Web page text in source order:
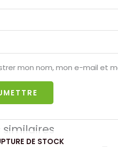
mon nom, mon e-mail et
similaires
DE STOCK